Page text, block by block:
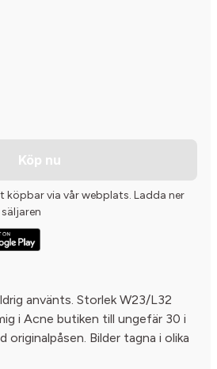
Köp nu
köpbar via vår webplats. Ladda ner
använts. Storlek W23/L32
i Acne butiken till ungefär 30 i
originalpåsen. Bilder tagna i olika